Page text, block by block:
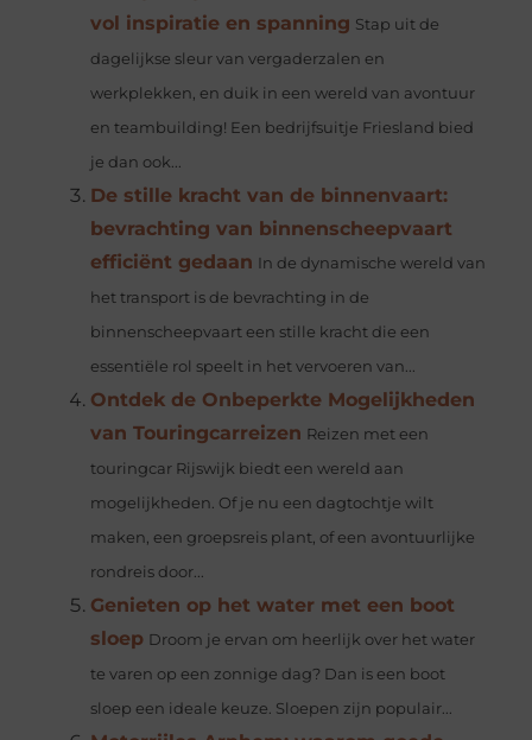
vol inspiratie en spanning Stap uit de
dagelijkse sleur van vergaderzalen en
werkplekken, en duik in een wereld van avontuur
en teambuilding! Een bedrijfsuitje Friesland bied
je dan ook...
De stille kracht van de binnenvaart:
bevrachting van binnenscheepvaart
efficiënt gedaan In de dynamische wereld van
het transport is de bevrachting in de
binnenscheepvaart een stille kracht die een
essentiële rol speelt in het vervoeren van...
Ontdek de Onbeperkte Mogelijkheden
van Touringcarreizen Reizen met een
touringcar Rijswijk biedt een wereld aan
mogelijkheden. Of je nu een dagtochtje wilt
maken, een groepsreis plant, of een avontuurlijke
rondreis door...
Genieten op het water met een boot
sloep Droom je ervan om heerlijk over het water
te varen op een zonnige dag? Dan is een boot
sloep een ideale keuze. Sloepen zijn populair...